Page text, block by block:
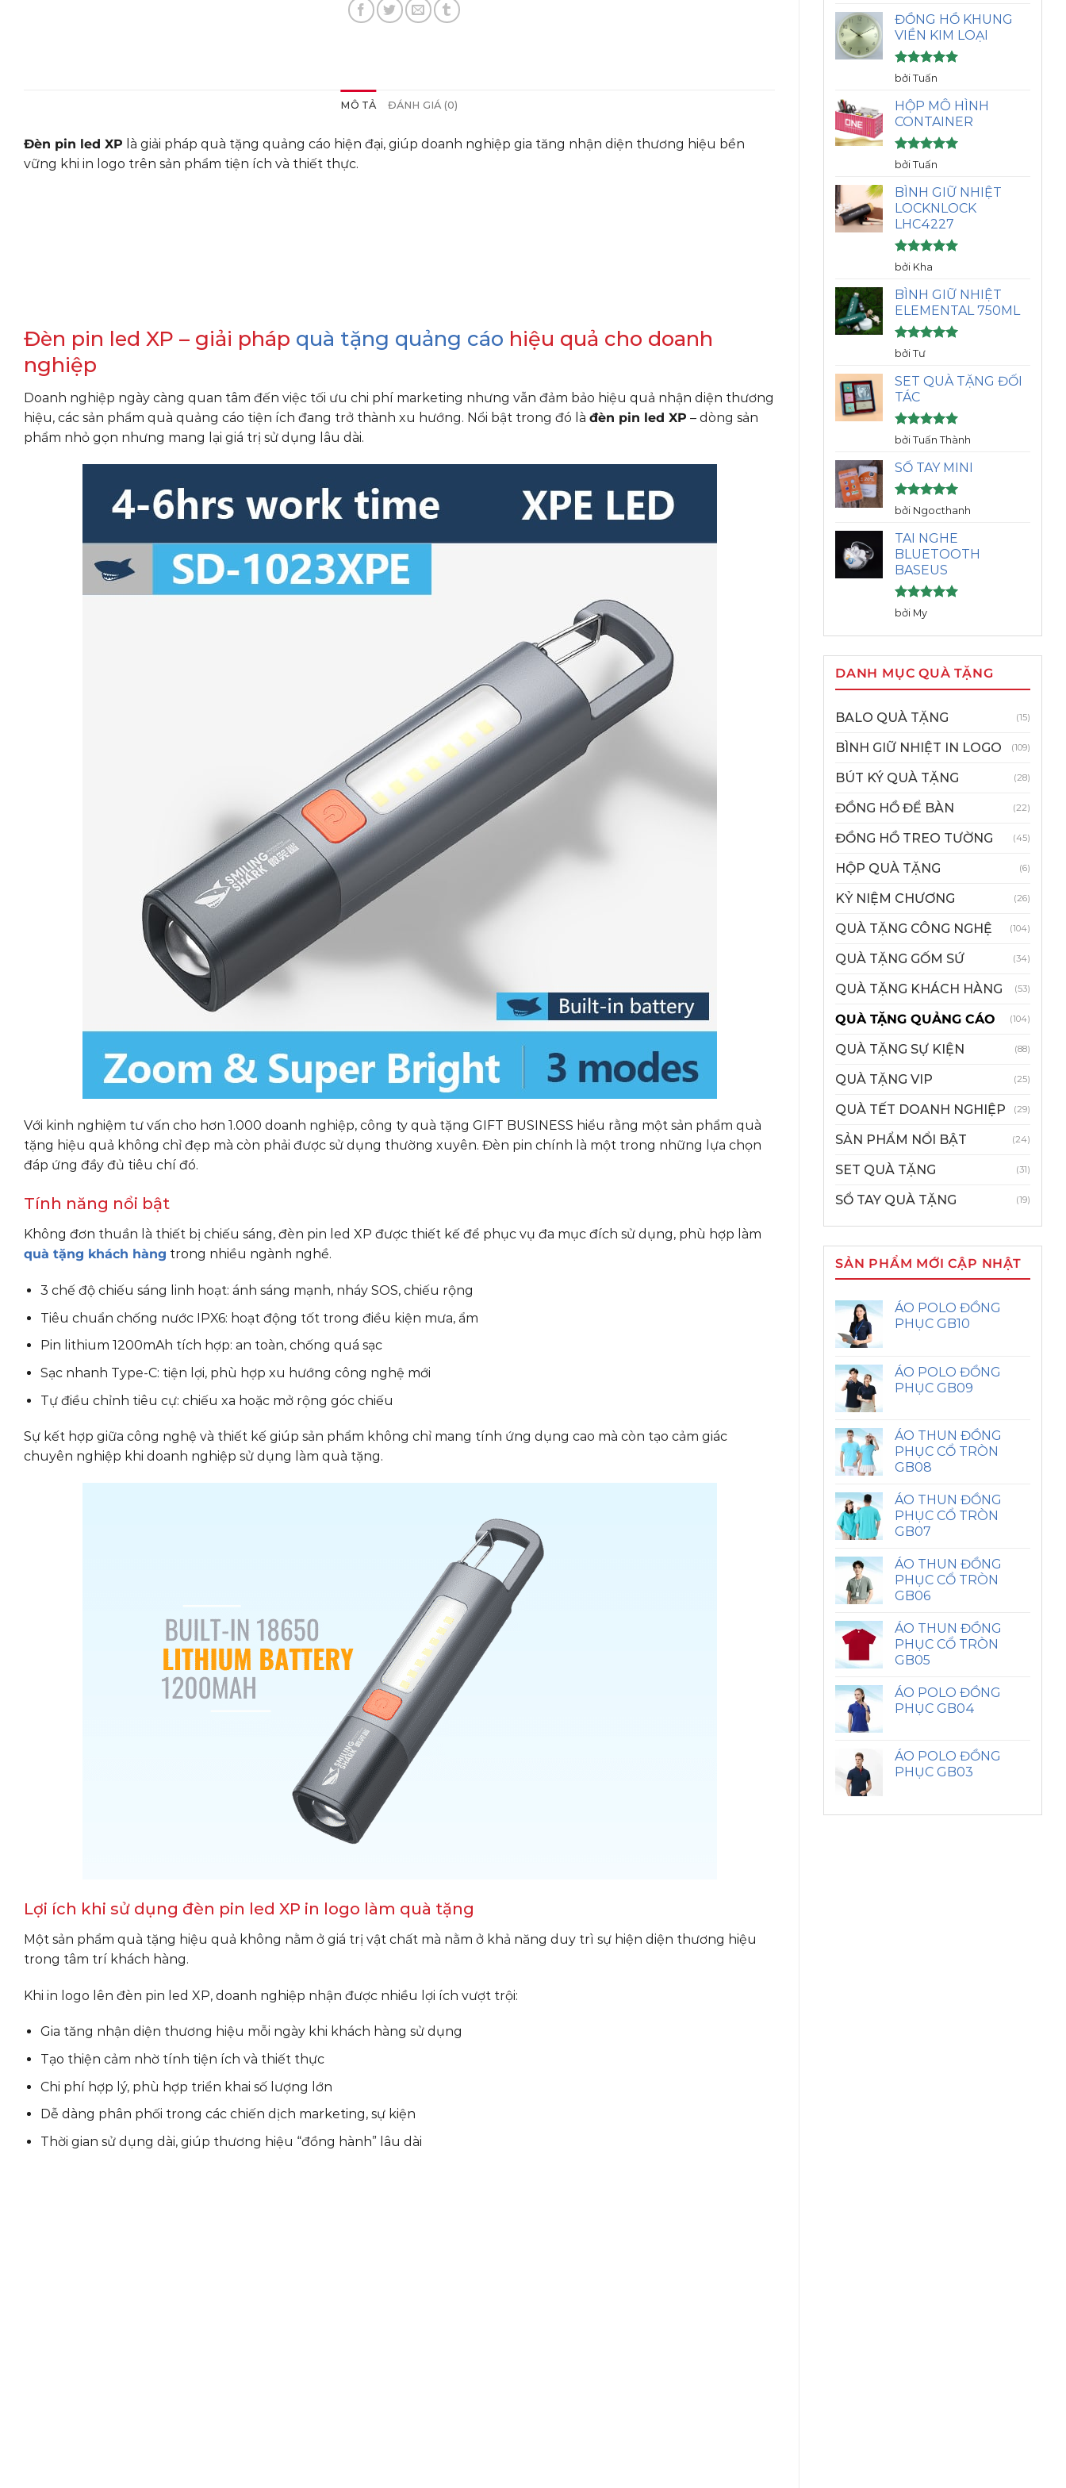
sao
ĐỒNG HỒ KHUNG
VIỀN KIM LOẠI
Được xếp
sao
bởi Tuấn
HỘP MÔ HÌNH
CONTAINER
Được xếp
sao
bởi Tuấn
BÌNH GIỮ NHIỆT
LOCKNLOCK
LHC4227
Được xếp
sao
bởi Kha
BÌNH GIỮ NHIỆT
ELEMENTAL 750ML
Được xếp
sao
bởi Tư
SET QUÀ TẶNG ĐỐI
TÁC
Được xếp
sao
bởi Tuấn Thành
SỔ TAY MINI
Được xếp
hạng5
sao
bởi Ngocthanh
TAI NGHE
BLUETOOTH
BASEUS
Được xếp
hạng
sao
bởi My
DANH MỤC QUÀ TẶNG
BALO QUÀ TẶNG (15)
BÌNH GIỮ NHIỆT IN LOGO (109)
BÚT KÝ QUÀ TẶNG (28)
ĐỒNG HỒ ĐỂ BÀN (22)
ĐỒNG HỒ TREO TƯỜNG (45)
HỘP QUÀ TẶNG (6)
KỶ NIỆM CHƯƠNG (26)
QUÀ TẶNG CÔNG NGHỆ (104)
QUÀ TẶNG GỐM SỨ (34)
QUÀ TẶNG KHÁCH HÀNG (53)
QUÀ TẶNG QUẢNG CÁO (104)
QUÀ TẶNG SỰ KIỆN (88)
QUÀ TẶNG VIP (25)
QUÀ TẾT DOANH NGHIỆP (29)
SẢN PHẨM NỔI BẬT (24)
SET QUÀ TẶNG (31)
SỔ TAY QUÀ TẶNG (19)
SẢN PHẨM MỚI CẬP NHẬT
ÁO POLO ĐỒNG
PHỤC GB10
ÁO POLO ĐỒNG
PHỤC GB09
ÁO THUN ĐỒNG
PHỤC CỔ TRÒN
GB08
ÁO THUN ĐỒNG
PHỤC CỔ TRÒN
GB07
ÁO THUN ĐỒNG
PHỤC CỔ TRÒN
GB06
ÁO THUN ĐỒNG
PHỤC CỔ TRÒN
GB05
ÁO POLO ĐỒNG
PHỤC GB04
ÁO POLO ĐỒNG
PHỤC GB03
MÔ TẢ ĐÁNH GIÁ (0)
Đèn pin led XP là giải pháp quà tặng quảng cáo hiện đại, giúp doanh nghiệp gia tăng nhận diện thương hiệu bền
vững khi in logo trên sản phẩm tiện ích và thiết thực.
Đèn pin led XP – giải pháp quà tặng quảng cáo hiệu quả cho doanh
nghiệp
Doanh nghiệp ngày càng quan tâm đến việc tối ưu chi phí marketing nhưng vẫn đảm bảo hiệu quả nhận diện thương
hiệu, các sản phẩm quà quảng cáo tiện ích đang trở thành xu hướng. Nổi bật trong đó là đèn pin led XP – dòng sản
phẩm nhỏ gọn nhưng mang lại giá trị sử dụng lâu dài.
Với kinh nghiệm tư vấn cho hơn 1.000 doanh nghiệp, công ty quà tặng GIFT BUSINESS hiểu rằng một sản phẩm quà
tặng hiệu quả không chỉ đẹp mà còn phải được sử dụng thường xuyên. Đèn pin chính là một trong những lựa chọn
đáp ứng đầy đủ tiêu chí đó.
Tính năng nổi bật
Không đơn thuần là thiết bị chiếu sáng, đèn pin led XP được thiết kế để phục vụ đa mục đích sử dụng, phù hợp làm
quà tặng khách hàng trong nhiều ngành nghề.
3 chế độ chiếu sáng linh hoạt: ánh sáng mạnh, nháy SOS, chiếu rộng
Tiêu chuẩn chống nước IPX6: hoạt động tốt trong điều kiện mưa, ẩm
Pin lithium 1200mAh tích hợp: an toàn, chống quá sạc
Sạc nhanh Type-C: tiện lợi, phù hợp xu hướng công nghệ mới
Tự điều chỉnh tiêu cự: chiếu xa hoặc mở rộng góc chiếu
Sự kết hợp giữa công nghệ và thiết kế giúp sản phẩm không chỉ mang tính ứng dụng cao mà còn tạo cảm giác
chuyên nghiệp khi doanh nghiệp sử dụng làm quà tặng.
Lợi ích khi sử dụng đèn pin led XP in logo làm quà tặng
Một sản phẩm quà tặng hiệu quả không nằm ở giá trị vật chất mà nằm ở khả năng duy trì sự hiện diện thương hiệu
trong tâm trí khách hàng.
Khi in logo lên đèn pin led XP, doanh nghiệp nhận được nhiều lợi ích vượt trội:
Gia tăng nhận diện thương hiệu mỗi ngày khi khách hàng sử dụng
Tạo thiện cảm nhờ tính tiện ích và thiết thực
Chi phí hợp lý, phù hợp triển khai số lượng lớn
Dễ dàng phân phối trong các chiến dịch marketing, sự kiện
Thời gian sử dụng dài, giúp thương hiệu “đồng hành” lâu dài